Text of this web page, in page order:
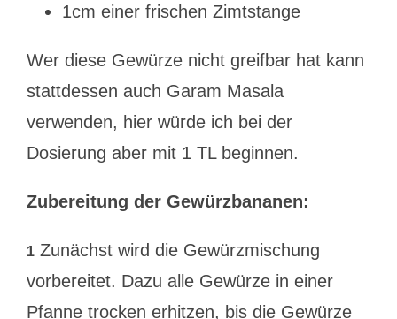
1cm einer frischen Zimtstange
Wer diese Gewürze nicht greifbar hat kann
stattdessen auch Garam Masala
verwenden, hier würde ich bei der
Dosierung aber mit 1 TL beginnen.
Zubereitung der Gewürzbananen:
1Zunächst wird die Gewürzmischung
vorbereitet. Dazu alle Gewürze in einer
Pfanne trocken erhitzen, bis die Gewürze